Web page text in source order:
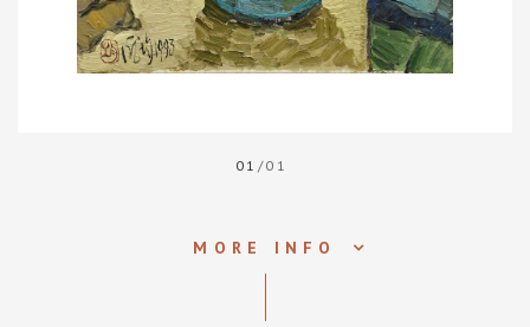
01 /01
MORE INFO